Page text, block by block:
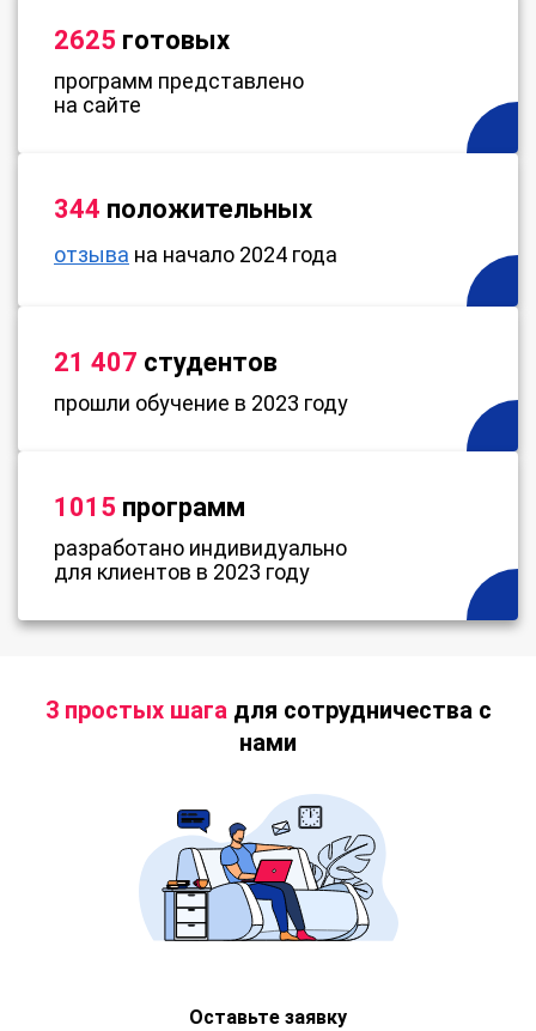
2625 готовых
программ представлено
на сайте
344 положительных
отзыва на начало 2024 года
21 407 студентов
прошли обучение в 2023 году
1015 программ
разработано индивидуально
для клиентов в 2023 году
3 простых шагадля сотрудничества с
нами
Оставьте заявку